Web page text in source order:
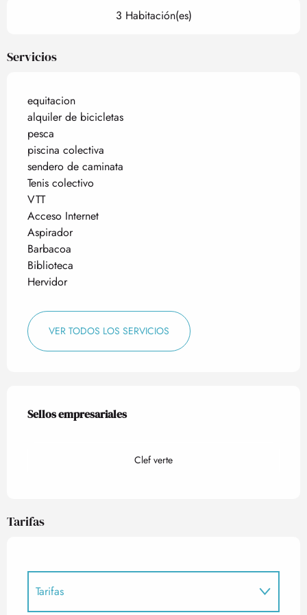
3 Habitación(es)
Servicios
equitacion
alquiler de bicicletas
pesca
piscina colectiva
sendero de caminata
Tenis colectivo
VTT
Acceso Internet
Aspirador
Barbacoa
Biblioteca
Hervidor
VER TODOS LOS SERVICIOS
Oferta de prestaciones
Sellos empresariales
Sellos empresariales
Clef verte
Tarifas
Tarifas